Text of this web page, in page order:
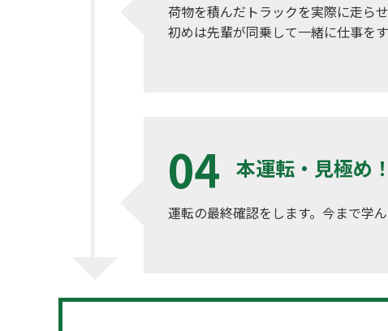
荷物を積んだトラックを実際に走らせ
初めは先輩が同乗して一緒に仕事を
本運転・見極め！
運転の最終確認をします。今まで学